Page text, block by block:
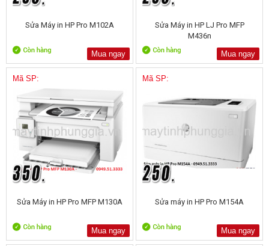
Sửa Máy in HP Pro M102A
Mua ngay
Sửa Máy in HP LJ Pro MFP
M436n
Mua ngay
Mã SP:
Sửa Máy in HP Pro MFP M130A
Mua ngay
Mã SP:
Sửa máy in HP Pro M154A
Mua ngay